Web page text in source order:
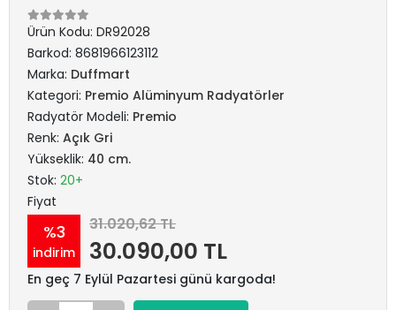
Ürün Kodu: DR92028
Barkod: 8681966123112
Marka: Duffmart
Kategori: Premio Alüminyum Radyatörler
Radyatör Modeli: Premio
Renk: Açık Gri
Yükseklik: 40 cm.
Stok: 20+
Fiyat
%3
indirim
31.020,62 TL
30.090,00 TL
En geç 7 Eylül Pazartesi günü kargoda!